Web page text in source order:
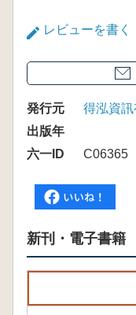
レビューを書く
発行元
得泓資訊
出版年
六一ID
C06365
新刊・電子書籍